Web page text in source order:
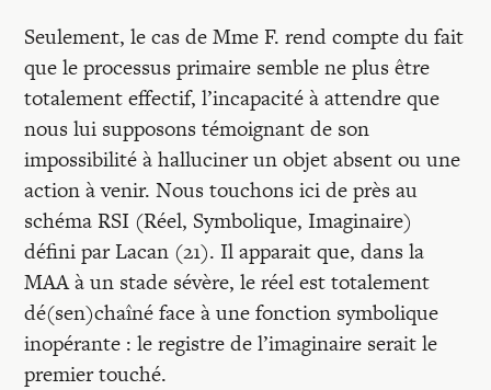
Seulement, le cas de Mme F. rend compte du fait
que le processus primaire semble ne plus être
totalement effectif, l’incapacité à attendre que
nous lui supposons témoignant de son
impossibilité à halluciner un objet absent ou une
action à venir. Nous touchons ici de près au
schéma RSI (Réel, Symbolique, Imaginaire)
défini par Lacan (21). Il apparait que, dans la
MAA à un stade sévère, le réel est totalement
dé(sen)chaîné face à une fonction symbolique
inopérante : le registre de l’imaginaire serait le
premier touché.